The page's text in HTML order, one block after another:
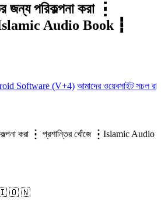
জন্য পরিকল্পনা করা ┇
Audio Book ┇
Software (V+4) আমাদের ওয়েবসাইট সচল
করা ┇ প্রশান্তির খোঁজে ┇Islamic Audio
🇴 🇳